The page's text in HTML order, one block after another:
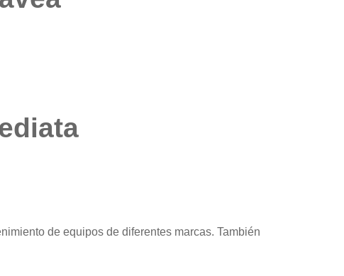
de equipos de diferentes marcas. También